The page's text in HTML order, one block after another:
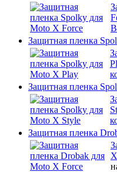
В
Защитная пленка
Защитная пленка
Защитная пленка